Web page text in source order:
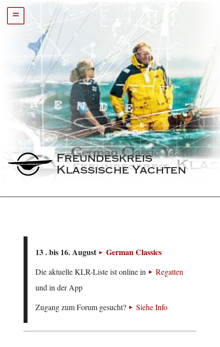
=
Freundeskreis
Klassische Yachten
13 . bis 16. August German Classics
Die aktuelle KLR-Liste ist online in
Regatten
und in der App
Zugang zum Forum gesucht?
Siehe Info